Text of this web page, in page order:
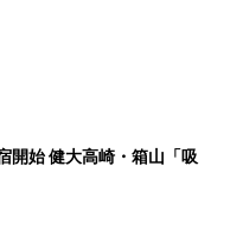
開始 健大高崎・箱山「吸